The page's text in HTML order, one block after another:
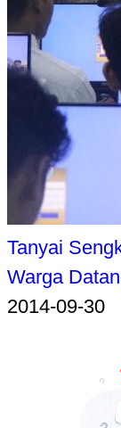
Tanyai
Warga
2014-09-30